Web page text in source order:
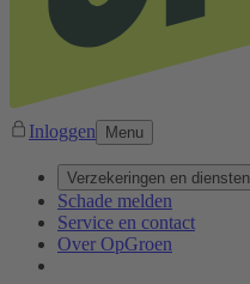
Inloggen Menu
Verzekeringen en diensten
Schade melden
Service en contact
Over OpGroen